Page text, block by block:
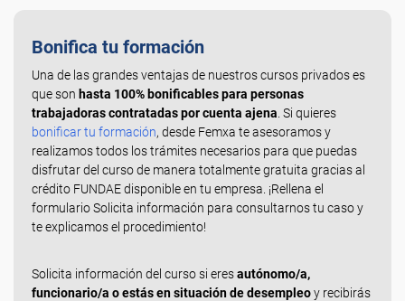
Bonifica tu formación
Una de las grandes ventajas de nuestros cursos privados es
que son hasta 100% bonificables para personas
trabajadoras contratadas por cuenta ajena . Si quieres
bonificar tu formación, desde Femxa te asesoramos y
realizamos todos los trámites necesarios para que puedas
disfrutar del curso de manera totalmente gratuita gracias al
crédito FUNDAE disponible en tu empresa. ¡Rellena el
formulario Solicita información para consultarnos tu caso y
te explicamos el procedimiento!
Solicita información del curso si eresautónomo/a,
funcionario/a o estás en situación de desempleoy recibirás